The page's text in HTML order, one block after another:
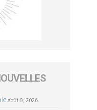
août 8, 2026